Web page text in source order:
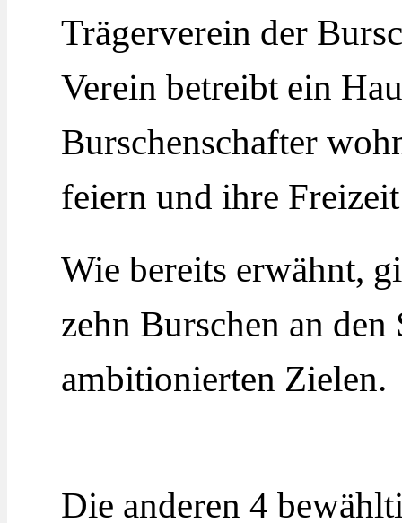
Trägerverein der
Verein betreibt ein
Burschenschafter
feiern und ihre
Wie bereits erwähnt,
zehn Burschen an
ambitionierten Zielen.
Die anderen 4